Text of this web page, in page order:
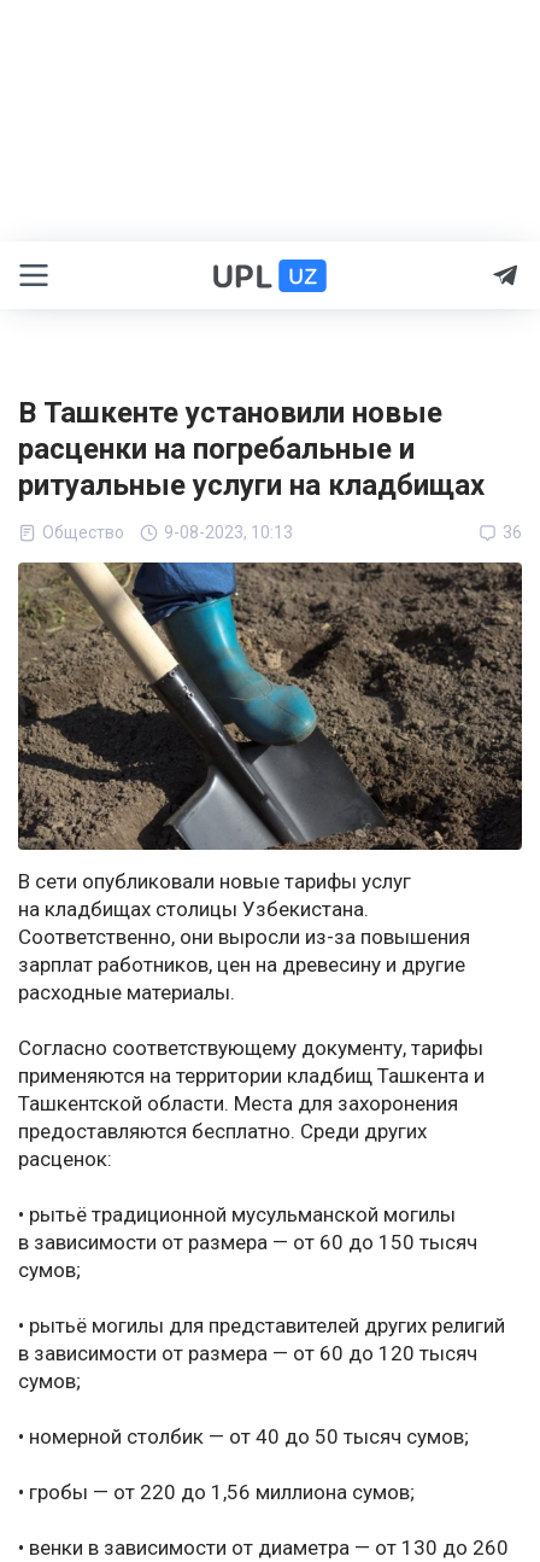
В Ташкенте установили новые
расценки на погребальные и
ритуальные услуги на кладбищах
Общество 9-08-2023, 10:13 36
В сети опубликовали новые тарифы услуг
на кладбищах столицы Узбекистана.
Соответственно, они выросли из-за повышения
зарплат работников, цен на древесину и другие
расходные материалы.
Согласно соответствующему документу, тарифы
применяются на территории кладбищ Ташкента и
Ташкентской области. Места для захоронения
предоставляются бесплатно. Среди других
расценок:
• рытьё традиционной мусульманской могилы
в зависимости от размера — от 60 до 150 тысяч
сумов;
• рытьё могилы для представителей других религий
в зависимости от размера — от 60 до 120 тысяч
сумов;
• номерной столбик — от 40 до 50 тысяч сумов;
• гробы — от 220 до 1,56 миллиона сумов;
• венки в зависимости от диаметра — от 130 до 260